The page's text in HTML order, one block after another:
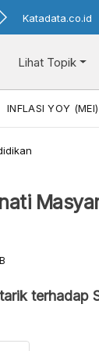
Katadata.co.id
Lihat Topik
INFLASI YOY (MEI)
terhadap